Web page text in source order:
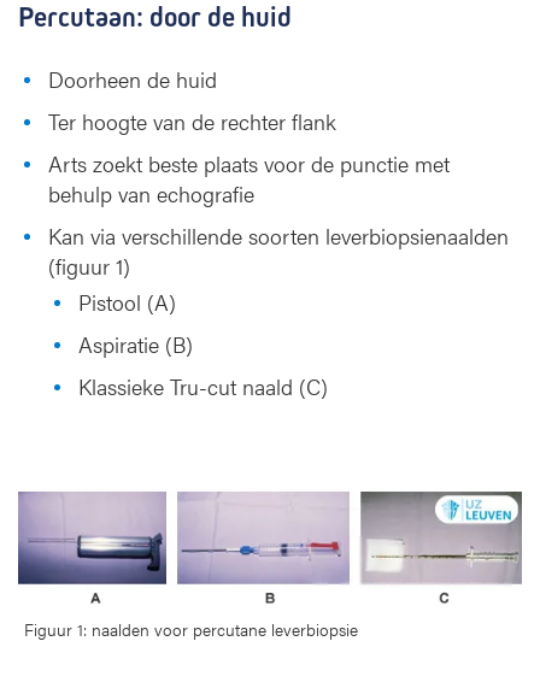
Percutaan: door de huid
Doorheen de huid
Ter hoogte van de rechter flank
Arts zoekt beste plaats voor de punctie met
behulp van echografie
Kan via verschillende soorten leverbiopsienaalden
(figuur 1)
Pistool (A)
Aspiratie (B)
Klassieke Tru-cut naald (C)
Figuur 1: naalden voor percutane leverbiopsie